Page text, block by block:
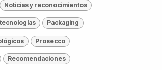
Noticias y reconocimientos
Packaging
Prosecco
Recomendaciones